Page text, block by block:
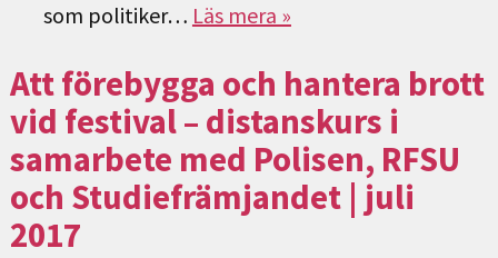
som politiker… Läs mera »
Att förebygga och hantera brott
vid festival – distanskurs i
samarbete med Polisen, RFSU
och Studiefrämjandet | juli
2017